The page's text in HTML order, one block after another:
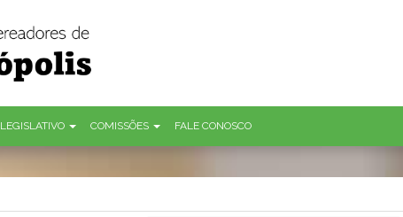
LEGISLATIVO COMISSÕES FALE CONOSCO